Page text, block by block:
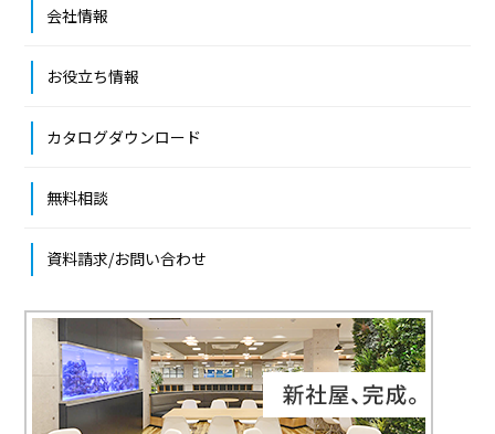
会社情報
お役立ち情報
カタログダウンロード
無料相談
資料請求/お問い合わせ